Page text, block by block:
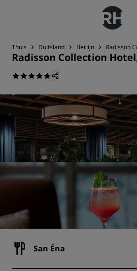
Thuis Duitsland Berlijn Radisson
Radisson Collection
San Éna